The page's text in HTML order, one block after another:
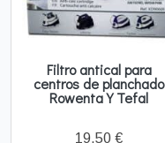
Filtro antical para
centros de planchado
Rowenta Y Tefal
19,50 €